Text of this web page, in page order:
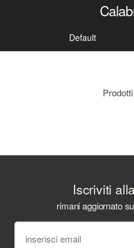
Iscriviti
rimani aggiornato